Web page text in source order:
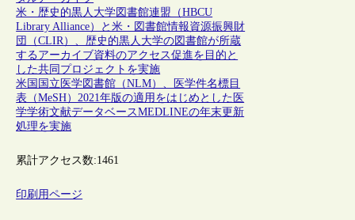
米・歴史的黒人大学図書館連盟（HBCU
Library Alliance）と米・図書館情報資源振興財
団（CLIR）、歴史的黒人大学の図書館が所蔵
するアーカイブ資料のアクセス促進を目的と
した共同プロジェクトを実施
米国国立医学図書館（NLM）、医学件名標目
表（MeSH）2021年版の適用をはじめとした医
学学術文献データベースMEDLINEの年末更新
処理を実施
累計アクセス数:1461
印刷用ページ